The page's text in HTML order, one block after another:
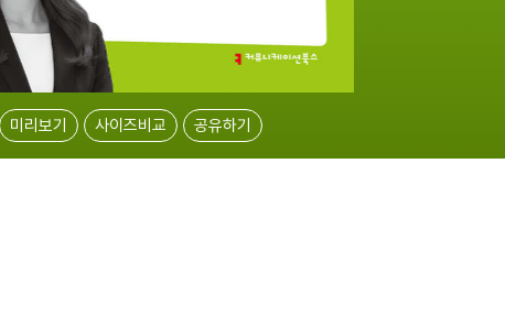
미리보기 사이즈비교 공유하기